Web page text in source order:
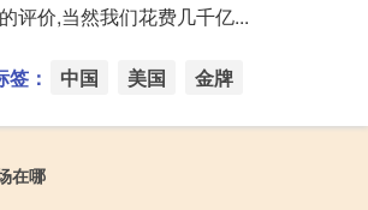
评价,当然我们花费几千亿...
签： 中国 美国 金牌
在哪